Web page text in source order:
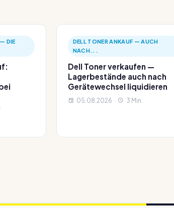
DIE
DELL TONER ANKAUF — AUCH
NACH...
Dell Toner verkaufen —
Lagerbestände auch nach
Gerätewechsel liquidieren
05.08.2026 · 3 Min.